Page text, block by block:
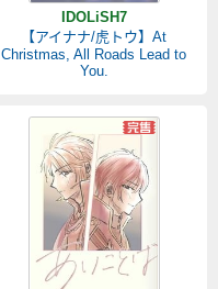
IDOLiSH7
【アイナナ/虎トウ】At
Christmas, All Roads Lead to
You.